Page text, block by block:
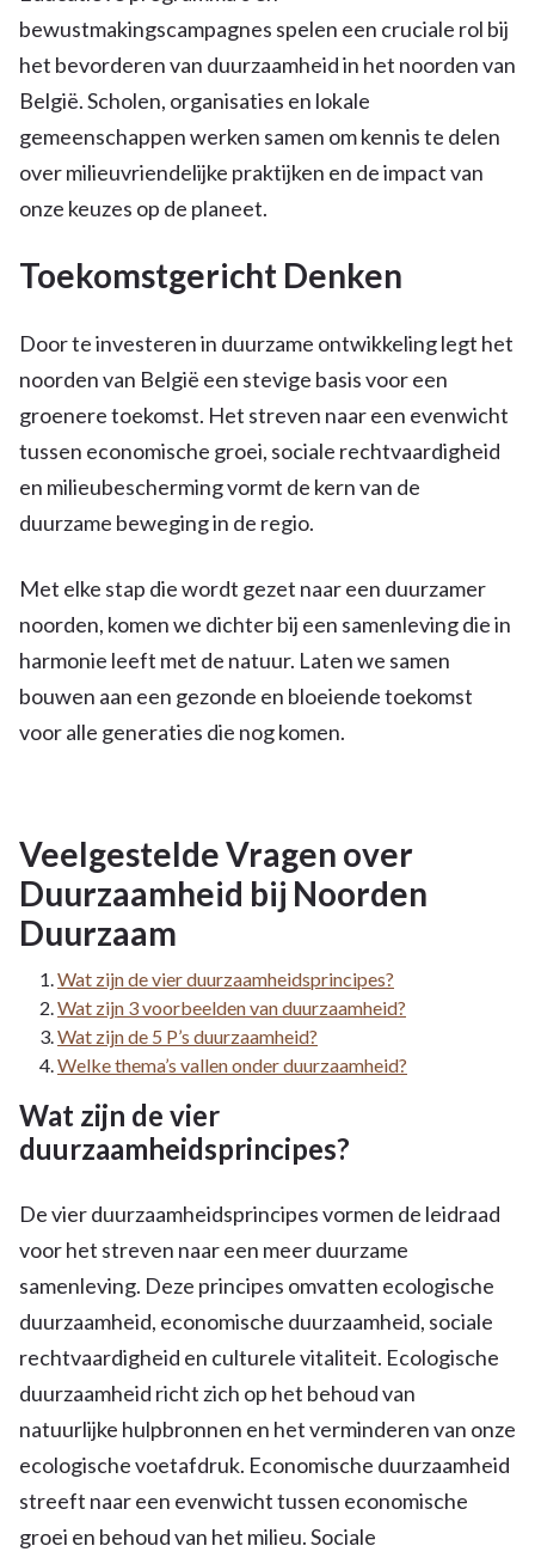
bewustmakingscampagnes spelen een cruciale rol bij
het bevorderen van duurzaamheid in het noorden van
België. Scholen, organisaties en lokale
gemeenschappen werken samen om kennis te delen
over milieuvriendelijke praktijken en de impact van
onze keuzes op de planeet.
Toekomstgericht Denken
Door te investeren in duurzame ontwikkeling legt het
noorden van België een stevige basis voor een
groenere toekomst. Het streven naar een evenwicht
tussen economische groei, sociale rechtvaardigheid
en milieubescherming vormt de kern van de
duurzame beweging in de regio.
Met elke stap die wordt gezet naar een duurzamer
noorden, komen we dichter bij een samenleving die in
harmonie leeft met de natuur. Laten we samen
bouwen aan een gezonde en bloeiende toekomst
voor alle generaties die nog komen.
Veelgestelde Vragen over
Duurzaamheid bij Noorden
Duurzaam
Wat zijn de vier duurzaamheidsprincipes?
Wat zijn 3 voorbeelden van duurzaamheid?
Wat zijn de 5 P’s duurzaamheid?
Welke thema’s vallen onder duurzaamheid?
Wat zijn de vier
duurzaamheidsprincipes?
De vier duurzaamheidsprincipes vormen de leidraad
voor het streven naar een meer duurzame
samenleving. Deze principes omvatten ecologische
duurzaamheid, economische duurzaamheid, sociale
rechtvaardigheid en culturele vitaliteit. Ecologische
duurzaamheid richt zich op het behoud van
natuurlijke hulpbronnen en het verminderen van onze
ecologische voetafdruk. Economische duurzaamheid
streeft naar een evenwicht tussen economische
groei en behoud van het milieu. Sociale